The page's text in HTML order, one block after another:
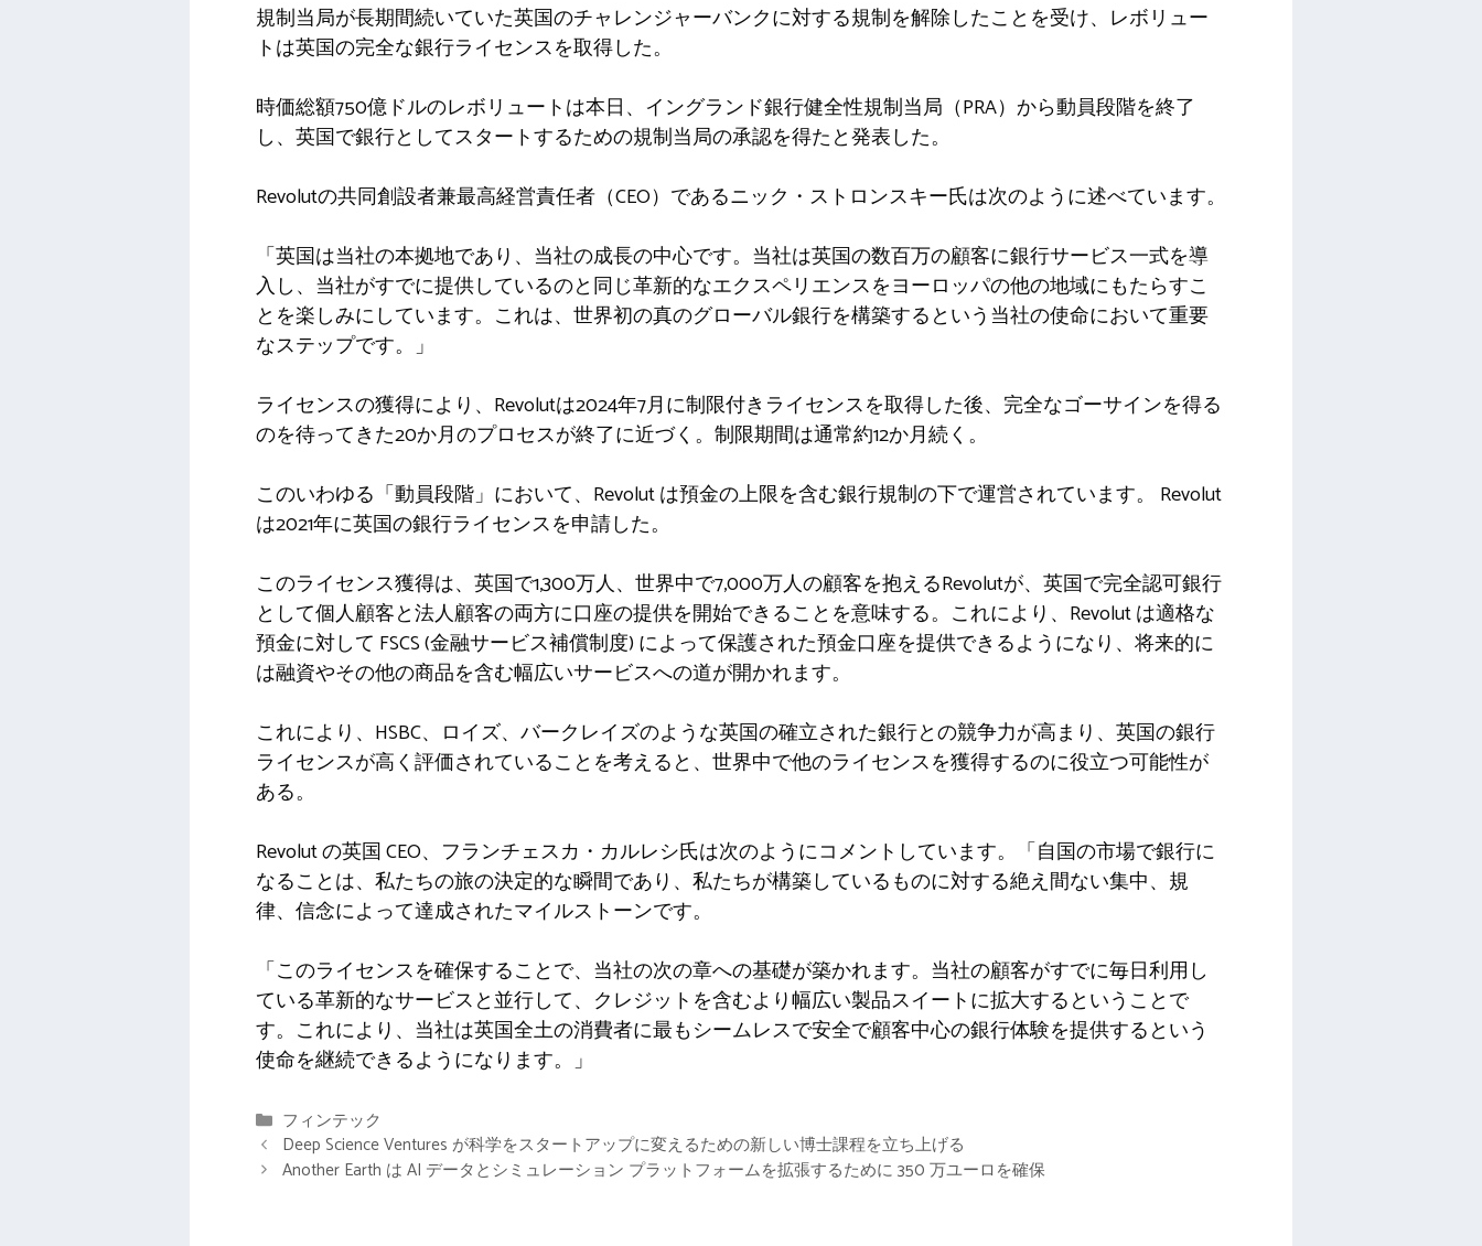
規制当局が長期間続いていた英国のチャレンジャーバンクに対する規制を解除したことを受け、レボリュー
トは英国の完全な銀行ライセンスを取得した。
時価総額750億ドルのレボリュートは本日、イングランド銀行健全性規制当局（PRA）から動員段階を終了
し、英国で銀行としてスタートするための規制当局の承認を得たと発表した。
Revolutの共同創設者兼最高経営責任者（CEO）であるニック・ストロンスキー氏は次のように述べています。
「英国は当社の本拠地であり、当社の成長の中心です。当社は英国の数百万の顧客に銀行サービス一式を導
入し、当社がすでに提供しているのと同じ革新的なエクスペリエンスをヨーロッパの他の地域にもたらすこ
とを楽しみにしています。これは、世界初の真のグローバル銀行を構築するという当社の使命において重要
なステップです。」
ライセンスの獲得により、Revolutは2024年7月に制限付きライセンスを取得した後、完全なゴーサインを得る
のを待ってきた20か月のプロセスが終了に近づく。制限期間は通常約12か月続く。
このいわゆる「動員段階」において、Revolut は預金の上限を含む銀行規制の下で運営されています。 Revolut
は2021年に英国の銀行ライセンスを申請した。
このライセンス獲得は、英国で1,300万人、世界中で7,000万人の顧客を抱えるRevolutが、英国で完全認可銀行
として個人顧客と法人顧客の両方に口座の提供を開始できることを意味する。これにより、Revolut は適格な
預金に対して FSCS (金融サービス補償制度) によって保護された預金口座を提供できるようになり、将来的に
は融資やその他の商品を含む幅広いサービスへの道が開かれます。
これにより、HSBC、ロイズ、バークレイズのような英国の確立された銀行との競争力が高まり、英国の銀行
ライセンスが高く評価されていることを考えると、世界中で他のライセンスを獲得するのに役立つ可能性が
ある。
Revolut の英国 CEO、フランチェスカ・カルレシ氏は次のようにコメントしています。「自国の市場で銀行に
なることは、私たちの旅の決定的な瞬間であり、私たちが構築しているものに対する絶え間ない集中、規
律、信念によって達成されたマイルストーンです。
「このライセンスを確保することで、当社の次の章への基礎が築かれます。当社の顧客がすでに毎日利用し
ている革新的なサービスと並行して、クレジットを含むより幅広い製品スイートに拡大するということで
す。これにより、当社は英国全土の消費者に最もシームレスで安全で顧客中心の銀行体験を提供するという
使命を継続できるようになります。」
カ
テ
ゴ
フィンテック
Deep Science Ventures が科学をスタートアップに変えるための新しい博士課程を立ち上げる
Another Earth は AI データとシミュレーション プラットフォームを拡張するために 350 万ユーロを確保